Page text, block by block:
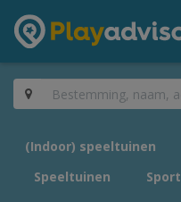
(Indoor) speeltuinen
Speeltuinen